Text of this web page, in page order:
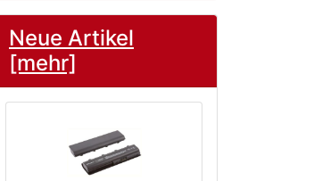
Neue Artikel
[mehr]